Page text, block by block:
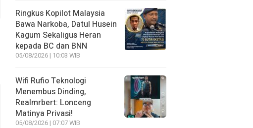
Ringkus Kopilot Malaysia
Bawa Narkoba, Datul Husein
Kagum Sekaligus Heran
kepada BC dan BNN
05/08/2026 | 10:03 WIB
Wifi Rufio Teknologi
Menembus Dinding,
Realmrbert: Lonceng
Matinya Privasi!
05/08/2026 | 07:07 WIB